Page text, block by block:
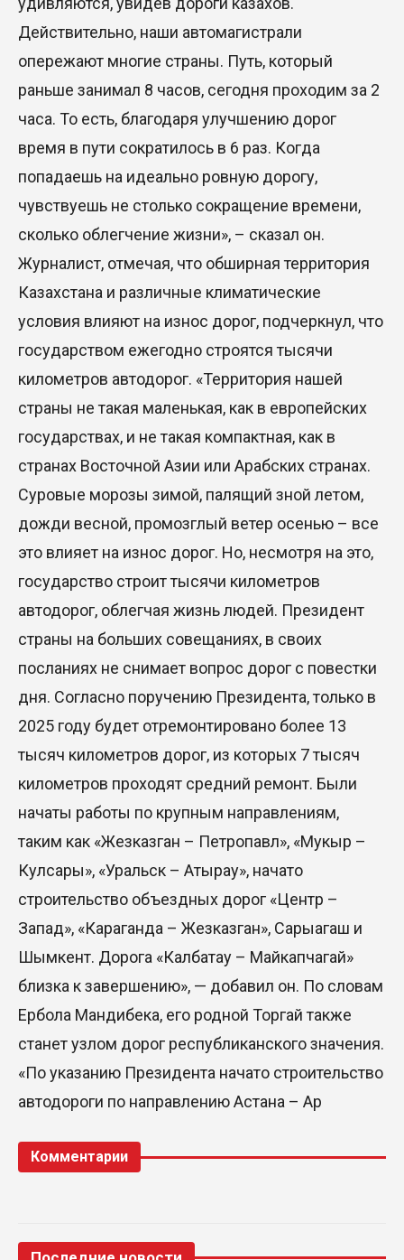
Действительно, наши автомагистрали
опережают многие страны. Путь, который
раньше занимал 8 часов, сегодня проходим за 2
часа. То есть, благодаря улучшению дорог
время в пути сократилось в 6 раз. Когда
попадаешь на идеально ровную дорогу,
чувствуешь не столько сокращение времени,
сколько облегчение жизни», – сказал он.
Журналист, отмечая, что обширная территория
Казахстана и различные климатические
условия влияют на износ дорог, подчеркнул, что
государством ежегодно строятся тысячи
километров автодорог. «Территория нашей
страны не такая маленькая, как в европейских
государствах, и не такая компактная, как в
странах Восточной Азии или Арабских странах.
Суровые морозы зимой, палящий зной летом,
дожди весной, промозглый ветер осенью – все
это влияет на износ дорог. Но, несмотря на это,
государство строит тысячи километров
автодорог, облегчая жизнь людей. Президент
страны на больших совещаниях, в своих
посланиях не снимает вопрос дорог с повестки
дня. Согласно поручению Президента, только в
2025 году будет отремонтировано более 13
тысяч километров дорог, из которых 7 тысяч
километров проходят средний ремонт. Были
начаты работы по крупным направлениям,
таким как «Жезказган – Петропавл», «Мукыр –
Кулсары», «Уральск – Атырау», начато
строительство объездных дорог «Центр –
Запад», «Караганда – Жезказган», Сарыагаш и
Шымкент. Дорога «Калбатау – Майкапчагай»
близка к завершению», — добавил он. По словам
Ербола Мандибека, его родной Торгай также
станет узлом дорог республиканского значения.
«По указанию Президента начато строительство
автодороги по направлению Астана – Ар
Комментарии